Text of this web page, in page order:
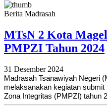
Berita Madrasah
MTsN 2 Kota
PMPZI Tahun 2024
31 Desember 2024
Madrasah Tsanawiyah Negeri
melaksanakan kegiatan
Zona Integritas (PMPZI) tahun